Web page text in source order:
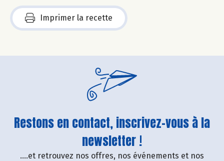
Imprimer la recette
Restons en contact, inscrivez-vous à la
newsletter !
....et retrouvez nos offres, nos événements et nos